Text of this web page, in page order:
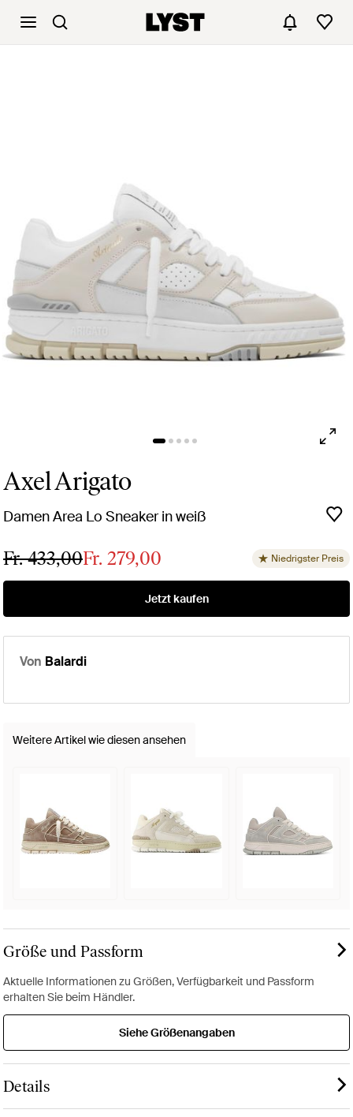
Axel Arigato
Damen Area Lo Sneaker in weiß
Fr. 433,00Fr. 279,00 Niedrigster Preis
Jetzt kaufen
Von Balardi
Weitere Artikel wie diesen ansehen
Größe und Passform
Aktuelle Informationen zu Größen, Verfügbarkeit und Passform
erhalten Sie beim Händler.
Siehe Größenangaben
Details